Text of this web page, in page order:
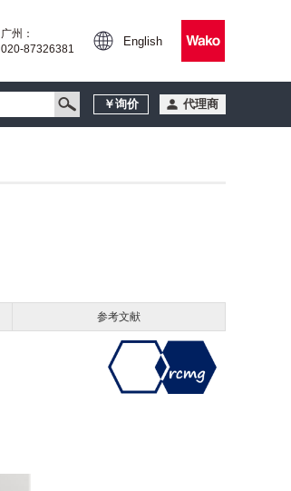
广州：
020-87326381
English
￥询价 代理商
参考文献